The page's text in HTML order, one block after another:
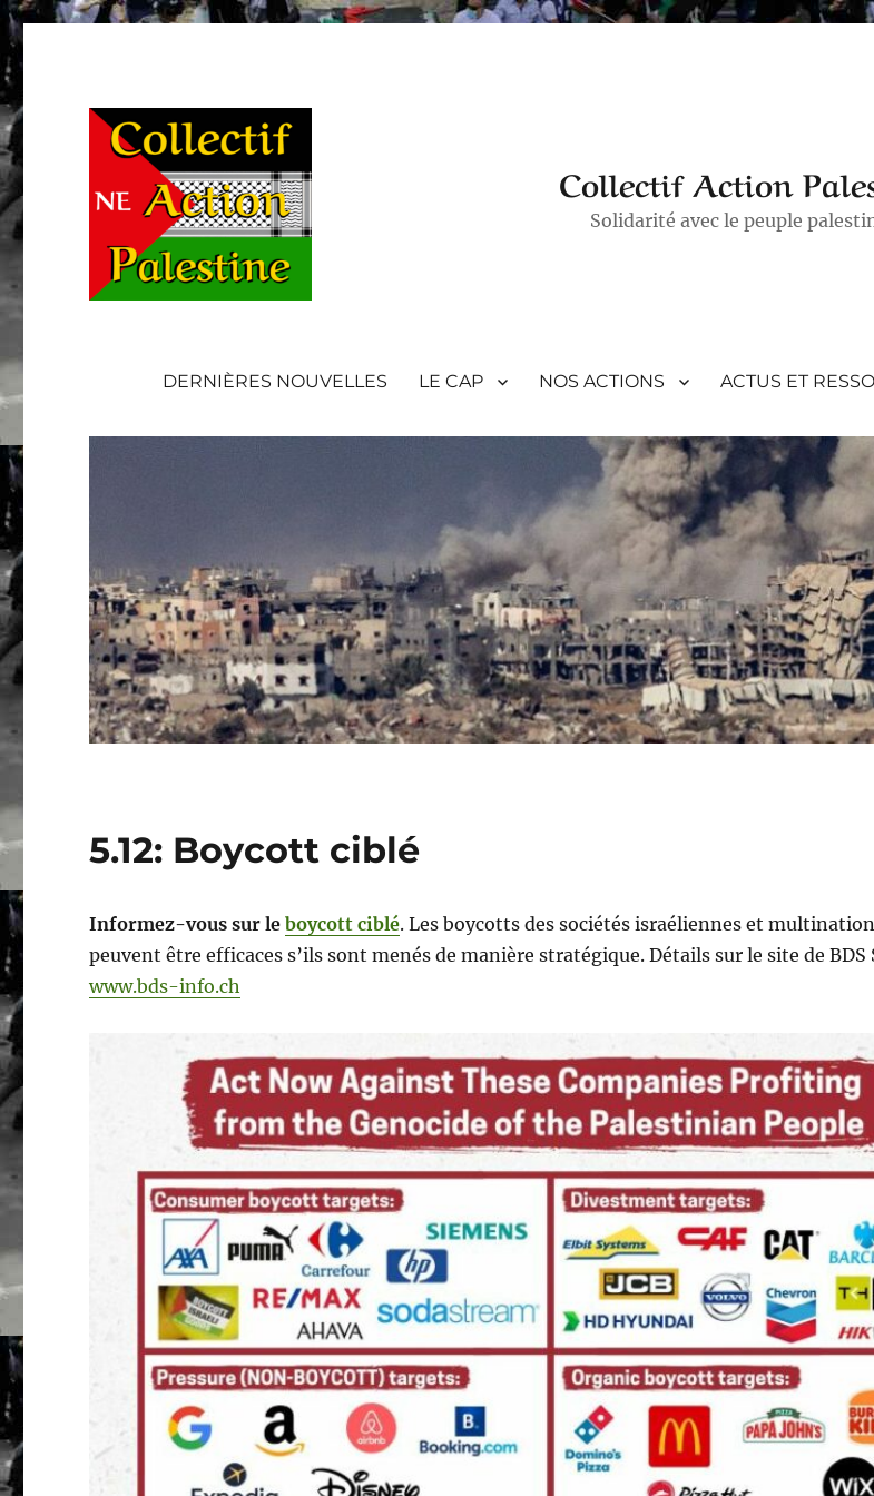
Collectif Action
Solidarité avec le peuple
DERNIÈRES NOUVELLES LE CAP NOS ACTIONS ACTUS ET
5.12: Boycott ciblé
Informez-vous sur le boycott ciblé. Les boycotts des sociétés israéliennes et
peuvent être efficaces s’ils sont menés de manière stratégique. Détails sur le site de BDS
www.bds-info.ch